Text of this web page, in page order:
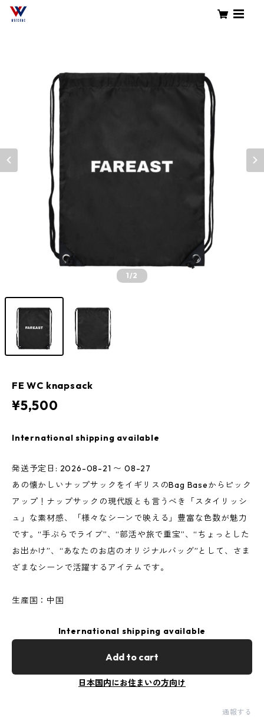
1/2
FE WC knapsack
¥5,500
International shipping available
発送予定日: 2026-08-21 〜 08-27
あの懐かしいナップサックをイギリスのBag Baseからピック
アップ！ナップサックの現代版とも言うべき「スタイリッシ
ュ」な素材感、「様々なシーンで映える」豊富な色数が魅力
です。“手ぶらでライブ”、“部活や旅で重宝”、“ちょっとした
お出かけ”、“あなたのお店のオリジナルバッグ”として、さま
ざまなシーンで活躍するアイテムです。
生産国：中国
International shipping available
Add to cart
日本国内にお住まいの方向け
通報する